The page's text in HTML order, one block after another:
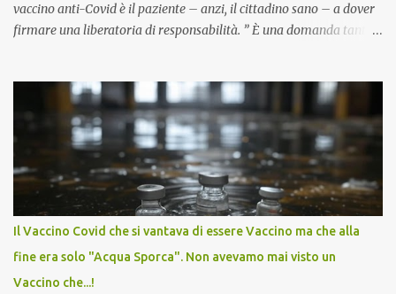
vaccino anti-Covid è il paziente – anzi, il cittadino sano – a dover
firmare una liberatoria di responsabilità. ” È una domanda tanto
pandemia. Un interrogativo che dovrebbe scuotere chiunque abbia
ancora il coraggio di pensare con la propria testa. Per il vaccino
anti-Covid, un pro-farmaco, con autorizzazione condizionata,
sviluppato in tempi record, con tecnologie mai utilizzate prima su
larga scala, ancora oggetto di studio e di discussione
internazionale serve solo una firma. La tua. Lo si somministra
anche a persone sane, giovani, senza fattori di rischio, spesso già
serve una prescrizione. Non c’è diagnosi. Non c’è presa in carico.
L’unico atto richiesto è una fi...
Il Vaccino Covid che si vantava di essere Vaccino ma che alla
fine era solo "Acqua Sporca". Non avevamo mai visto un
Vaccino che...!